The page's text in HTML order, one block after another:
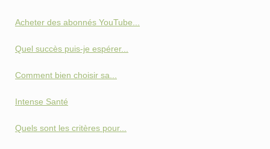
Acheter des abonnés YouTube...
Quel succès puis-je espérer...
Comment bien choisir sa...
Intense Santé
Quels sont les critères pour...